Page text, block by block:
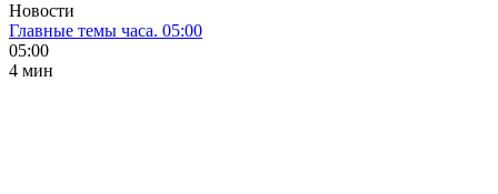
Новости
Главные темы часа. 05:00
05:00
4 мин